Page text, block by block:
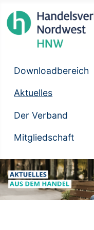
Downloadbereich
Aktuelles
Der Verband
Mitgliedschaft